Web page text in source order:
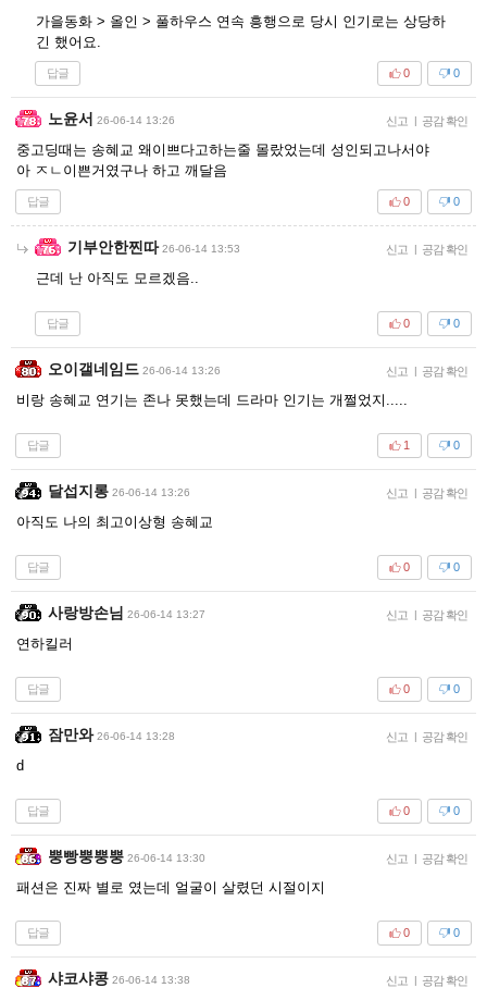
가을동화 > 올인 > 풀하우스 연속 흥행으로 당시 인기로는 상당하
긴 했어요.
답글 0
0
노윤서 26-06-14 13:26 신고 | 공감 확인
중고딩때는 송혜교 왜이쁘다고하는줄 몰랐었는데 성인되고나서야
아 ㅈㄴ이쁜거였구나 하고 깨달음
답글 0
0
기부안한찐따 26-06-14 13:53 신고 | 공감 확인
근데 난 아직도 모르겠음..
답글 0
0
오이갤네임드 26-06-14 13:26 신고 | 공감 확인
비랑 송혜교 연기는 존나 못했는데 드라마 인기는 개쩔었지.....
답글 0
1
달섭지롱 26-06-14 13:26 신고 | 공감 확인
아직도 나의 최고이상형 송혜교
답글 0
0
사랑방손님 26-06-14 13:27 신고 | 공감 확인
연하킬러
답글 0
0
잠만와 26-06-14 13:28 신고 | 공감 확인
d
답글 0
0
뿡빵뿡뿡뿡 26-06-14 13:30 신고 | 공감 확인
패션은 진짜 별로 였는데 얼굴이 살렸던 시절이지
답글 0
0
샤코샤콩 26-06-14 13:38 신고 | 공감 확인